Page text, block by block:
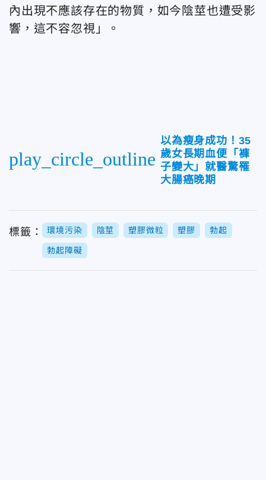
內出現不應該存在的物質，如今陰莖也遭受影
響，這不容忽視」。
play_circle_outline
以為瘦身成功！35
歲女長期血便「褲
子變大」就醫驚罹
大腸癌晚期
標籤： 環境污染 陰莖 塑膠微粒 塑膠 勃起
勃起障礙